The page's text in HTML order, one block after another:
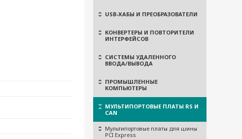
USB-ХАБЫ И ПРЕОБРАЗОВАТЕЛИ
КОНВЕРТЕРЫ И ПОВТОРИТЕЛИ
ИНТЕРФЕЙСОВ
СИСТЕМЫ УДАЛЕННОГО
ВВОДА/ВЫВОДА
ПРОМЫШЛЕННЫЕ
КОМПЬЮТЕРЫ
МУЛЬТИПОРТОВЫЕ ПЛАТЫ RS И
CAN
Мультипортовые платы для шины
PCI Express